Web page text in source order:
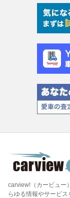
carview!（カービュー
らゆる情報やサービ